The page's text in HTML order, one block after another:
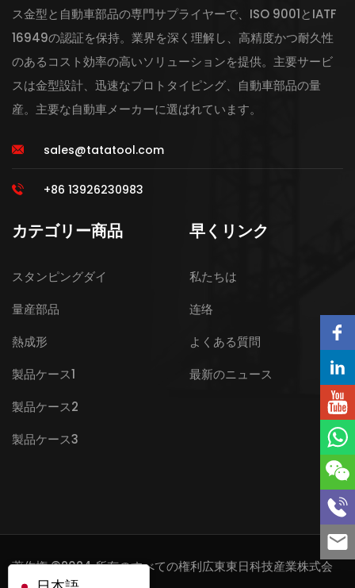
ス金型と自動車部品の専門サプライヤーで、ISO 9001とIATF
16949の認証を保持。業界を深く理解し、高精度かつ耐久性
のあるコスト効率の高いソリューションを提供。主要サービ
スは金型設計、迅速なプロトタイピング、自動車部品の量
産。主要な自動車メーカーに選ばれています。
sales@tatatool.com
+86 13926230983
カテゴリー商品
スタンピングダイ
量産部品
熱成形
製品ケース1
製品ケース2
製品ケース3
早くリンク
私たちは
连络
よくある質問
最新のニュース
著作権 ©2024 所有のすべての権利広東東日科技産業株式会